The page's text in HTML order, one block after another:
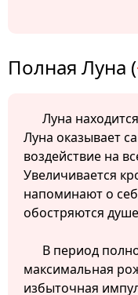
Полная Луна (
Луна
Луна оказывает
воздействие на
Увеличивается
напоминают о
обостряются
В период
максимальная
избыточная